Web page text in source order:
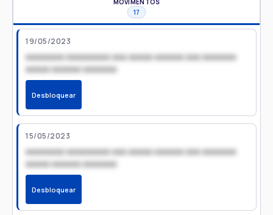
MOVIMENTOS
17
19/05/2023
xxxxxxxx xxxxxxxxx xxx xxxxx xxxxxx xxx xxxxxxx
xxxxx xxxxxx xxxxxxx
Desbloquear
15/05/2023
xxxxxxxx xxxxxxxxx xxx xxxxx xxxxxx xxx xxxxxxx
xxxxx xxxxxx xxxxxxx
Desbloquear